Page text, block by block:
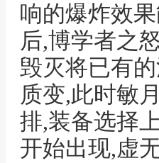
响的爆炸效
后,博学者之
毁灭将已有
质变,此时敏
排,装备选择
开始出现,虚